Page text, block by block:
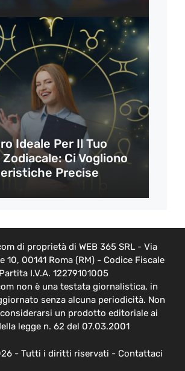
Ideale Per Il Tuo
Ci Vogliono
Precise
di proprietà di WEB 365 SRL - Via
10, 00141 Roma (RM) - Codice Fiscale
I.V.A. 12279101005
non è una testata giornalistica, in
senza alcuna periodicità. Non
un prodotto editoriale ai
legge n. 62 del 07.03.2001
- Tutti i diritti riservati - Contattaci